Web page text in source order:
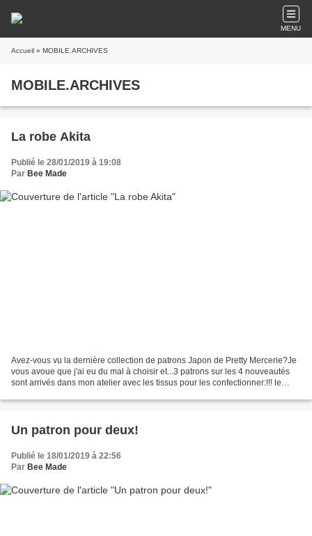
MENU
Accueil » MOBILE.ARCHIVES
MOBILE.ARCHIVES
La robe Akita
Publié le 28/01/2019 à 19:08
Par Bee Made
Avez-vous vu la dernière collection de patrons Japon de Pretty Mercerie?Je
vous avoue que j'ai eu du mal à choisir et...3 patrons sur les 4 nouveautés
sont arrivés dans mon atelier avec les tissus pour les confectionner:!!! le
Un patron pour deux!
Publié le 18/01/2019 à 22:56
Par Bee Made